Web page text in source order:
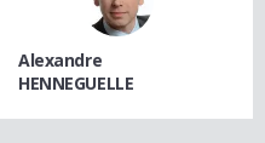
Alexandre
HENNEGUELLE